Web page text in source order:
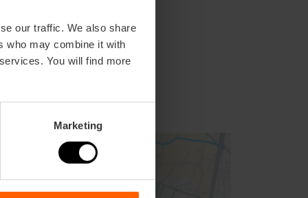
our traffic. We also share
who may combine it with
You will find more
Marketing